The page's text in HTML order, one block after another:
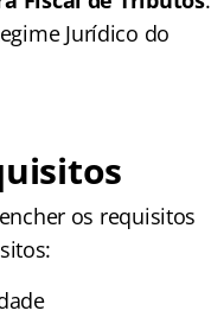
Jurídico do
os requisitos